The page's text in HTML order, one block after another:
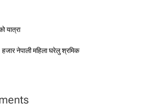
यात्रा
नेपाली महिला घरेलु श्रमिक